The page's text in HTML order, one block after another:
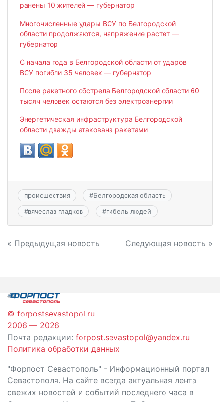
ранены 10 жителей — губернатор
Многочисленные удары ВСУ по Белгородской
области продолжаются, напряжение растет —
губернатор
С начала года в Белгородской области от ударов
ВСУ погибли 35 человек — губернатор
После ракетного обстрела Белгородской области 60
тысяч человек остаются без электроэнергии
Энергетическая инфраструктура Белгородской
области дважды атакована ракетами
происшествия #Белгородская область
#вячеслав гладков #гибель людей
Навигация
записям
« Предыдущая новость Следующая новость »
© forpostsevastopol.ru
2006 — 2026
Почта редакции: forpost.sevastopol@yandex.ru
Политика обработки данных
"Форпост Севастополь" - Информационный портал
Севастополя. На сайте всегда актуальная лента
свежих новостей и событий последнего часа в